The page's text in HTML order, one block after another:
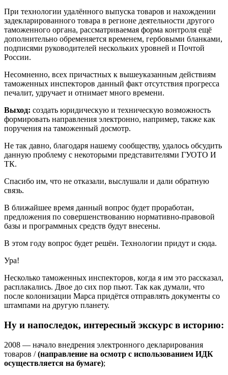
При технологии удалённого выпуска товаров и нахождении
задекларированного товара в регионе деятельности другого
таможенного органа, рассматриваемая форма контроля ещё
дополнительно обременяется временем, гербовыми бланками,
подписями руководителей нескольких уровней и Почтой
России.
Несомненно, всех причастных к вышеуказанным действиям
таможенных инспекторов данный факт отсутствия прогресса
печалит, удручает и отнимает много времени.
Выход: создать юридическую и техническую возможность
формировать направления электронно, например, также как
поручения на таможенный досмотр.
Не так давно, благодаря нашему сообществу, удалось обсудить
данную проблему с некоторыми представителями ГУОТО И
ТК.
Спасибо им, что не отказали, выслушали и дали обратную
связь.
В ближайшее время данный вопрос будет проработан,
предложения по совершенствованию нормативно-правовой
базы и программных средств будут внесены.
В этом году вопрос будет решён. Технологии придут и сюда.
Ура!
Несколько таможенных инспекторов, когда я им это рассказал,
расплакались. Двое до сих пор пьют. Так как думали, что
после колонизации Марса придётся отправлять документы со
штампами на другую планету.
Ну и напоследок, интересный экскурс в историю:
2008 — начало внедрения электронного декларирования
товаров /(направление на осмотр с использованием ИДК
осуществляется на бумаге);